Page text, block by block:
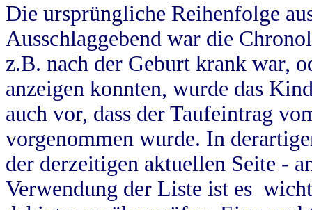
Die ursprüngliche Reihenfolge
Ausschlaggebend war die
z.B. nach der Geburt krank war,
anzeigen konnten, wurde das
auch vor, dass der Taufeintrag
vorgenommen wurde. In
der derzeitigen aktuellen Seite -
Verwendung der Liste ist es